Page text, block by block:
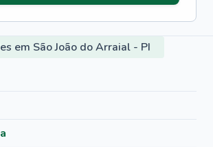
em São João do Arraial - PI